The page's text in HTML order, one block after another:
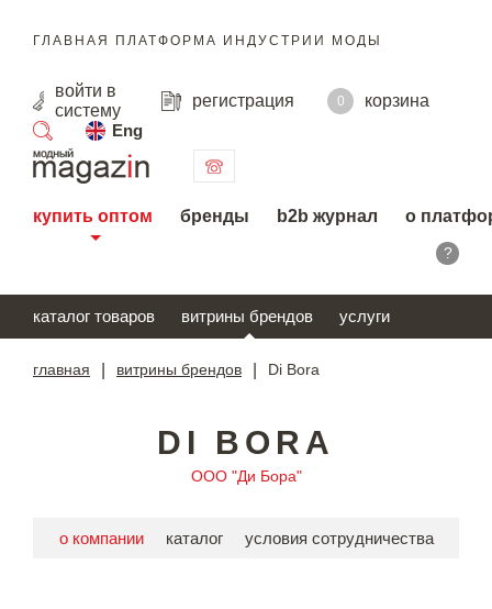
ГЛАВНАЯ ПЛАТФОРМА ИНДУСТРИИ МОДЫ
войти в
систему
регистрация 0
корзина
Eng
поиск
купить оптом бренды b2b журнал о
?
каталог товаров витрины брендов услуги
главная витрины брендов Di Bora
DI BORA
ООО "Ди Бора"
о компании каталог условия сотрудничества